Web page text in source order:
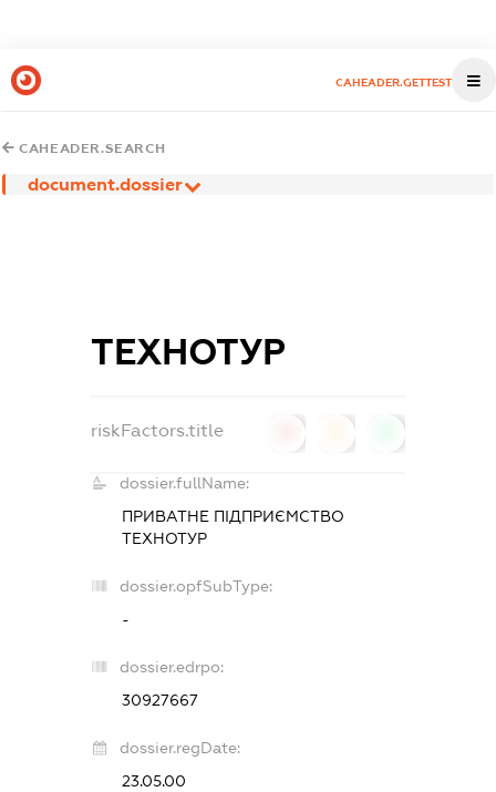
CAHEADER.GETTEST
CAHEADER.SEARCH
document.dossier
ТЕХНОТУР
riskFactors.title
dossier.fullName:
ПРИВАТНЕ ПІДПРИЄМСТВО
ТЕХНОТУР
dossier.opfSubType:
-
dossier.edrpo:
30927667
dossier.regDate:
23.05.00